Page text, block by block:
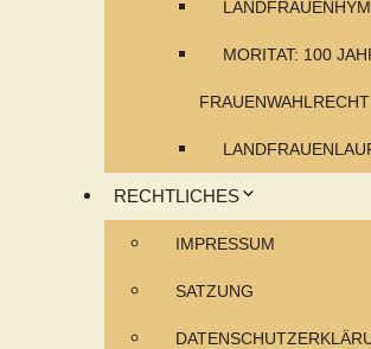
MORITAT: 100
FRAUENWAHLRECHT
RECHTLICHES
IMPRESSUM
SATZUNG